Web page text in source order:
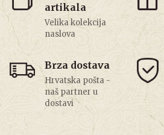
artikala
Velika kolekcija
naslova
Brza dostava
Hrvatska pošta -
naš partner u
dostavi